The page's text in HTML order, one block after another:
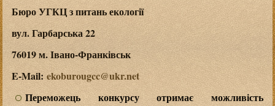
Бюро УГКЦ з питань екології
вул. Гарбарська 22
76019 м. Івано-Франківськ
E-Mail:ekoburougcc@ukr.net
Переможець конкурсу отримає можливість